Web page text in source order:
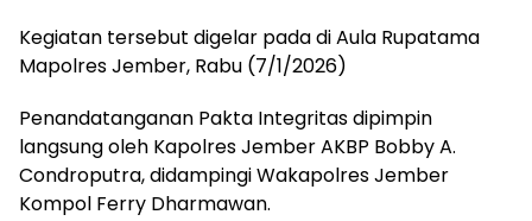
Kegiatan tersebut digelar pada di Aula Rupatama
Mapolres Jember, Rabu (7/1/2026)
Penandatanganan Pakta Integritas dipimpin
langsung oleh Kapolres Jember AKBP Bobby A.
Condroputra, didampingi Wakapolres Jember
Kompol Ferry Dharmawan.